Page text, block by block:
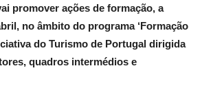
promover ações de formação, a
no âmbito do programa ‘Formação
do Turismo de Portugal dirigida
quadros intermédios e